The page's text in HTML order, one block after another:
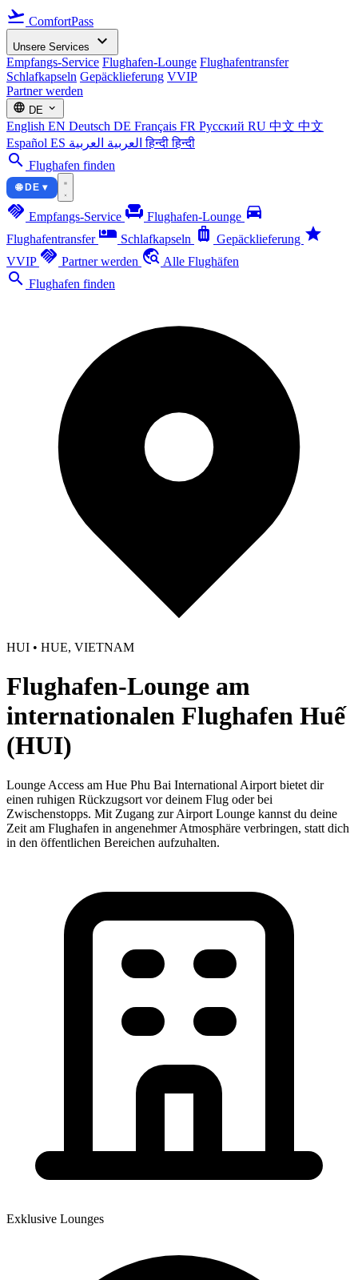
flight_takeoff ComfortPass
Unsere Services expand_more
Empfangs-Service Flughafen-Lounge Flughafentransfer
Schlafkapseln Gepäcklieferung VVIP
Partner werden
language DE expand_more
English EN Deutsch DE Français FR Русский RU 中文 中文
Español ES العربية العربية हिन्दीहिन्दी
search Flughafen finden
🌐 DE ▾
handshake Empfangs-Service chair Flughafen-Lounge directions_car
Flughafentransfer airline_seat_individual_suite Schlafkapseln luggage Gepäcklieferung star
VVIP handshake Partner werden travel_explore Alle Flughäfen
search Flughafen finden
HUI • HUE, VIETNAM
Flughafen-Lounge am
internationalen Flughafen Huế
(HUI)
Lounge Access am Hue Phu Bai International Airport bietet dir
einen ruhigen Rückzugsort vor deinem Flug oder bei
Zwischenstopps. Mit Zugang zur Airport Lounge kannst du deine
Zeit am Flughafen in angenehmer Atmosphäre verbringen, statt dich
in den öffentlichen Bereichen aufzuhalten.
Exklusive Lounges